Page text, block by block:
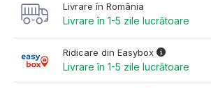
Livrare în România
Livrare în 1-5 zile lucrătoare
Ridicare din Easybox
Livrare în 1-5 zile lucrătoare